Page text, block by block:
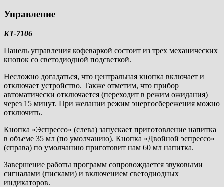
Управление
KT-7106
Панель управления кофеваркой состоит из трех механических
кнопок со светодиодной подсветкой.
Несложно догадаться, что центральная кнопка включает и
отключает устройство. Также отметим, что прибор
автоматически отключается (переходит в режим ожидания)
через 15 минут. При желании режим энергосбережения можно
отключить.
Кнопка «Эспрессо» (слева) запускает приготовление напитка
в объеме 35 мл (по умолчанию). Кнопка «Двойной эспрессо»
(справа) по умолчанию приготовит нам 60 мл напитка.
Завершение работы программ сопровождается звуковыми
сигналами (писками) и включением светодиодных
индикаторов.